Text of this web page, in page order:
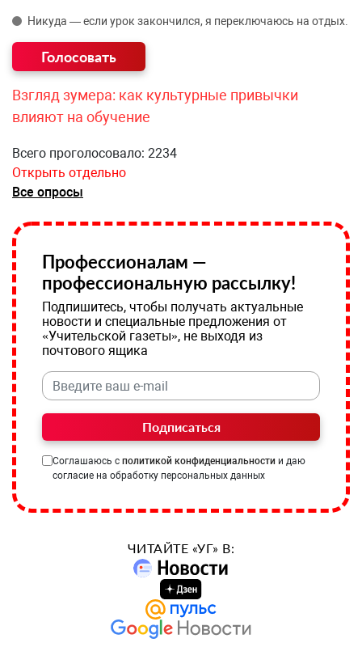
Никуда — если урок закончился, я переключаюсь на отдых.
Взгляд зумера: как культурные привычки
влияют на обучение
Всего проголосовало: 2234
Открыть отдельно
Все опросы
Профессионалам —
профессиональную рассылку!
Подпишитесь, чтобы получать актуальные
новости и специальные предложения от
«Учительской газеты», не выходя из
почтового ящика
Подписаться
Соглашаюсь с политикой конфиденциальности и даю
согласие на обработку персональных данных
ЧИТАЙТЕ «УГ» В: